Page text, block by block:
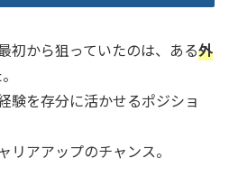
初から狙っていたのは、ある外
験を存分に活かせるポジショ
リアアップのチャンス。